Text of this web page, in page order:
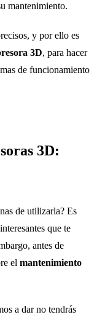
mantenimiento.
y por ello es
3D, para hacer
de funcionamiento
3D:
de utilizarla? Es
que te
antes de
elmantenimiento
a dar no tendrás